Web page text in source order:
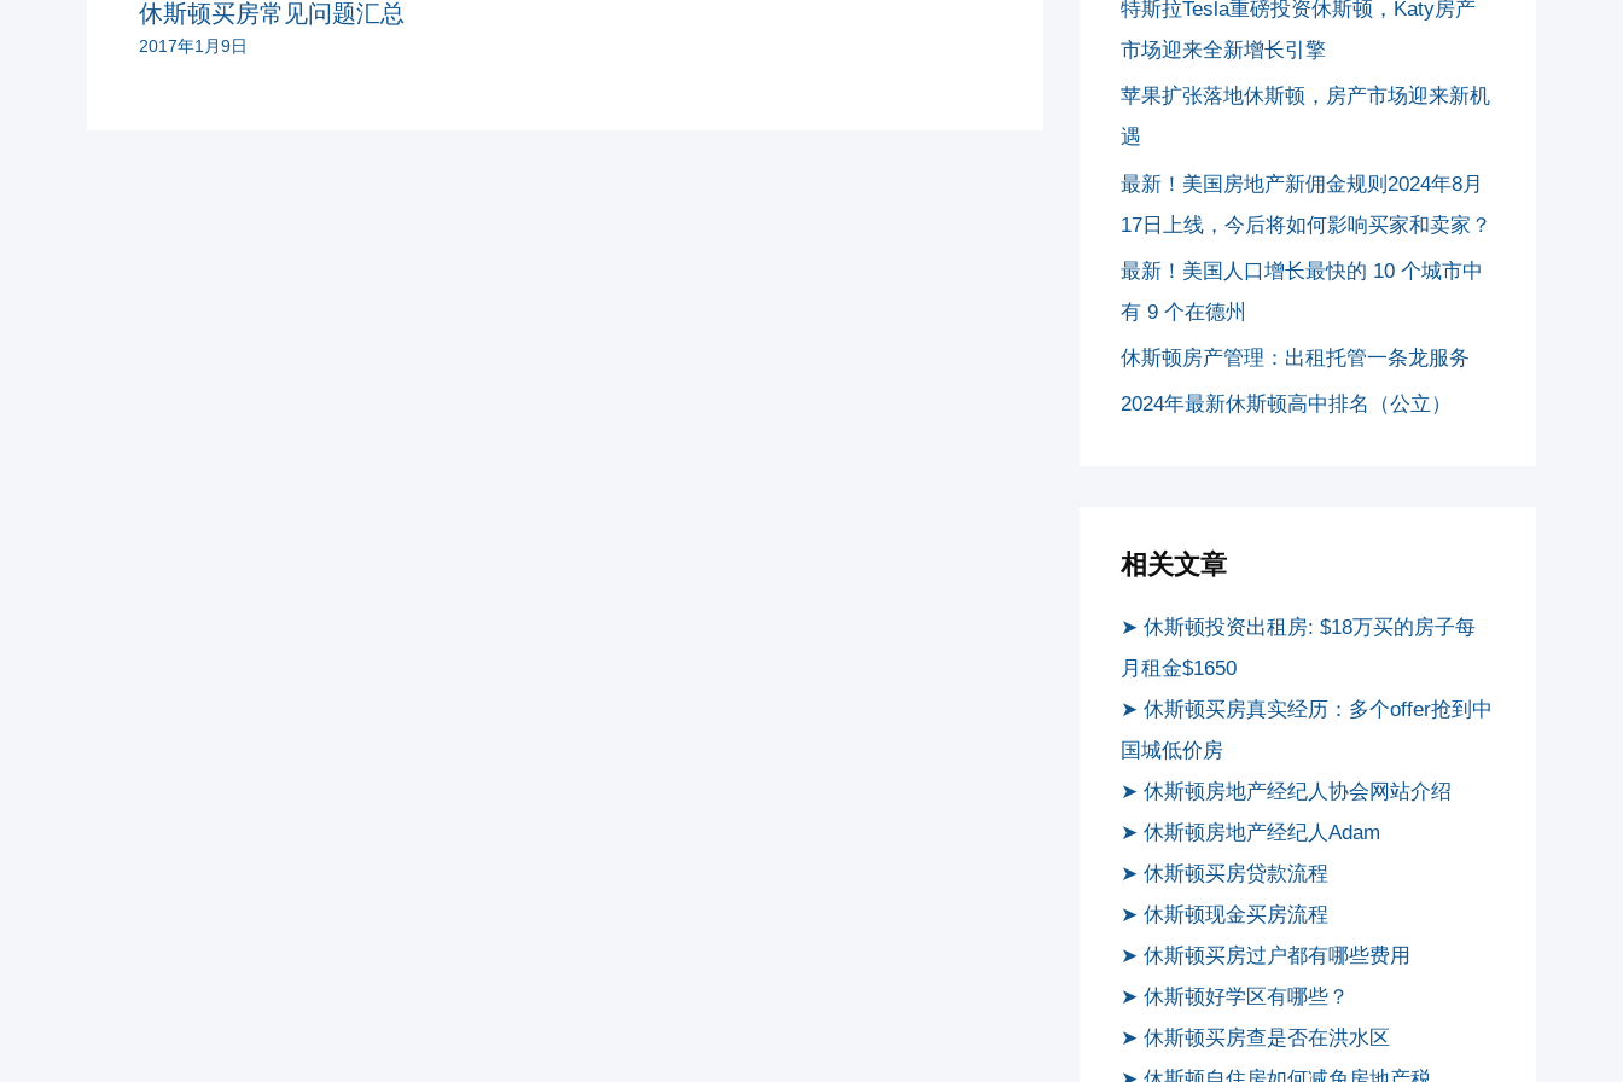
休斯顿买房常见问题汇总
2017年1月9日
特斯拉Tesla重磅投资休斯顿，Katy房产
市场迎来全新增长引擎
苹果扩张落地休斯顿，房产市场迎来新机
遇
最新！美国房地产新佣金规则2024年8月
17日上线，今后将如何影响买家和卖家？
最新！美国人口增长最快的 10 个城市中
有 9 个在德州
休斯顿房产管理：出租托管一条龙服务
2024年最新休斯顿高中排名（公立）
相关文章
➤ 休斯顿投资出租房: $18万买的房子每
月租金$1650
➤ 休斯顿买房真实经历：多个offer抢到中
国城低价房
➤ 休斯顿房地产经纪人协会网站介绍
➤ 休斯顿房地产经纪人Adam
➤ 休斯顿买房贷款流程
➤ 休斯顿现金买房流程
➤ 休斯顿买房过户都有哪些费用
➤ 休斯顿好学区有哪些？
➤ 休斯顿买房查是否在洪水区